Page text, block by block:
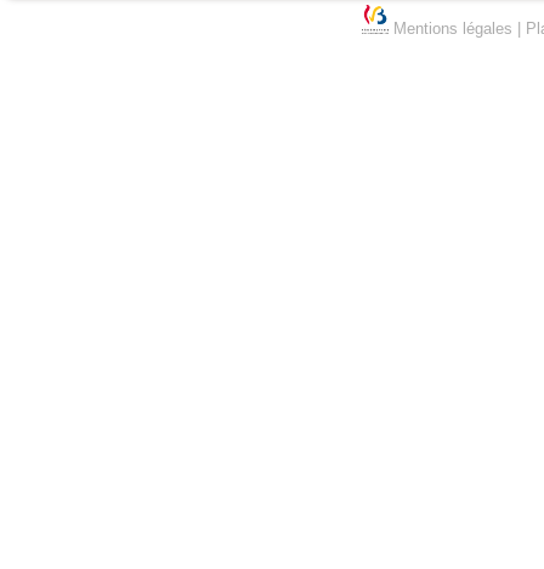
Mentions légales